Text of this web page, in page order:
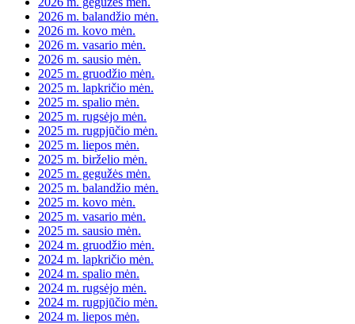
2026 m. balandžio mėn.
2026 m. kovo mėn.
2026 m. vasario mėn.
2026 m. sausio mėn.
2025 m. gruodžio mėn.
2025 m. lapkričio mėn.
2025 m. spalio mėn.
2025 m. rugsėjo mėn.
2025 m. rugpjūčio mėn.
2025 m. liepos mėn.
2025 m. birželio mėn.
2025 m. gegužės mėn.
2025 m. balandžio mėn.
2025 m. kovo mėn.
2025 m. vasario mėn.
2025 m. sausio mėn.
2024 m. gruodžio mėn.
2024 m. lapkričio mėn.
2024 m. spalio mėn.
2024 m. rugsėjo mėn.
2024 m. rugpjūčio mėn.
2024 m. liepos mėn.